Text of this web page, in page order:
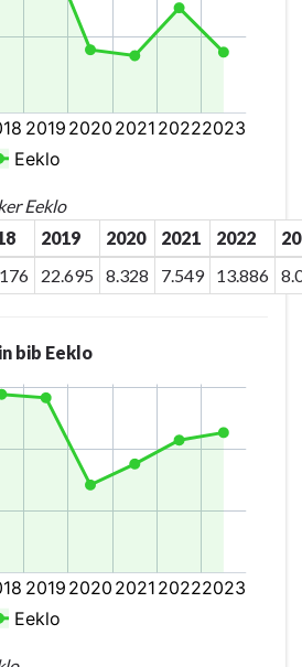
Eeklo
2019 2020 2021 2022
22.695 8.328 7.549 13.886
bib Eeklo